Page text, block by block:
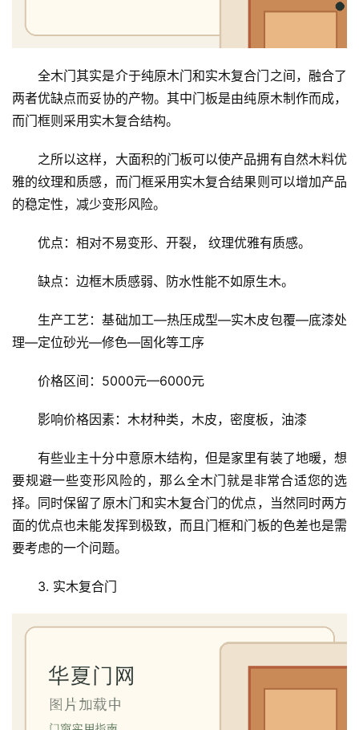
首
卧
室
门
门
全木门其实是介于纯原木门和实木复合门之间，融合了
两者优缺点而妥协的产物。其中门板是由纯原木制作而成，
而门框则采用实木复合结构。
之所以这样，大面积的门板可以使产品拥有自然木料优
雅的纹理和质感，而门框采用实木复合结果则可以增加产品
的稳定性，减少变形风险。
优点：相对不易变形、开裂， 纹理优雅有质感。
缺点：边框木质感弱、防水性能不如原生木。
生产工艺：基础加工—热压成型—实木皮包覆—底漆处
理—定位砂光—修色—固化等工序
价格区间：5000元—6000元
影响价格因素：木材种类，木皮，密度板，油漆
有些业主十分中意原木结构，但是家里有装了地暖，想
要规避一些变形风险的，那么全木门就是非常合适您的选
择。同时保留了原木门和实木复合门的优点，当然同时两方
面的优点也未能发挥到极致，而且门框和门板的色差也是需
要考虑的一个问题。
3. 实木复合门